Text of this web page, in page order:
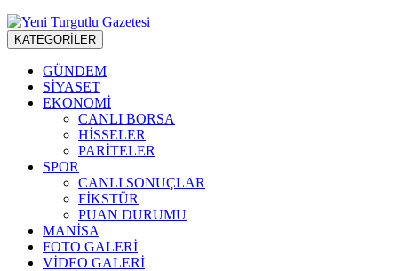
KATEGORİLER
GÜNDEM
SİYASET
EKONOMİ
CANLI BORSA
HİSSELER
PARİTELER
SPOR
CANLI SONUÇLAR
FİKSTÜR
PUAN DURUMU
MANİSA
FOTO GALERİ
VİDEO GALERİ